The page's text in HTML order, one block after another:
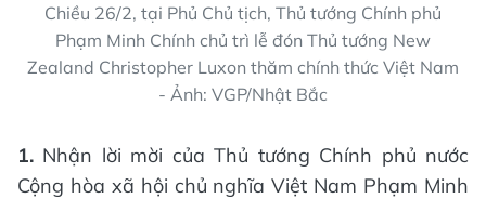
Chiều 26/2, tại Phủ Chủ tịch, Thủ tướng Chính phủ
Phạm Minh Chính chủ trì lễ đón Thủ tướng New
Zealand Christopher Luxon thăm chính thức Việt Nam
- Ảnh: VGP/Nhật Bắc
1. Nhận lời mời của Thủ tướng Chính phủ nước
Cộng hòa xã hội chủ nghĩa Việt Nam Phạm Minh